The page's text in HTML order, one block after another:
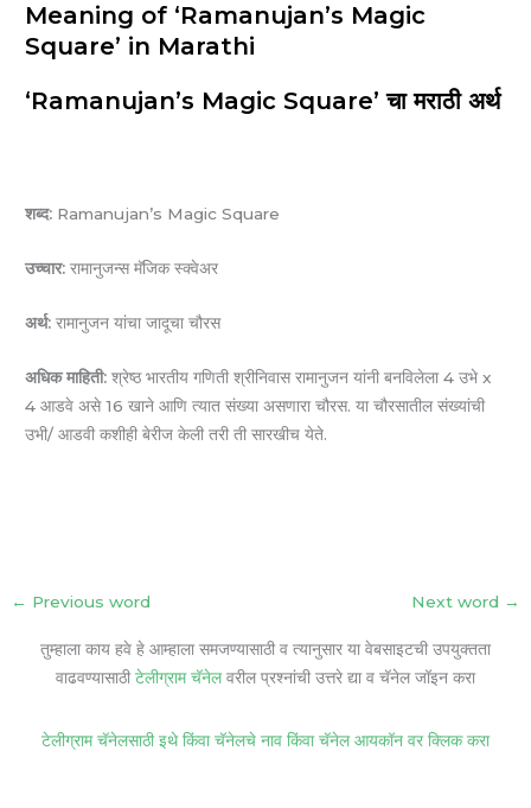
Meaning of ‘Ramanujan’s Magic
Square’ in Marathi
‘Ramanujan’s Magic Square’ चा मराठी अर्थ
शब्द: Ramanujan’s Magic Square
उच्चार: रामानुजन्स मॅजिक स्क्वेअर
अर्थ: रामानुजन यांचा जादूचा चौरस
अधिक माहिती: श्रेष्ठ भारतीय गणिती श्रीनिवास रामानुजन यांनी बनविलेला 4 उभे x
4 आडवे असे 16 खाने आणि त्यात संख्या असणारा चौरस. या चौरसातील संख्यांची
उभी/ आडवी कशीही बेरीज केली तरी ती सारखीच येते.
← Previous word Next word →
तुम्हाला काय हवे हे आम्हाला समजण्यासाठी व त्यानुसार या वेबसाइटची उपयुक्तता
वाढवण्यासाठी टेलीग्राम चॅनेलवरील प्रश्नांची उत्तरे द्या व चॅनेल जॉइन करा
टेलीग्राम चॅनेलसाठी इथे किंवा चॅनेलचे नाव किंवा चॅनेल आयकॉन वर क्लिक करा